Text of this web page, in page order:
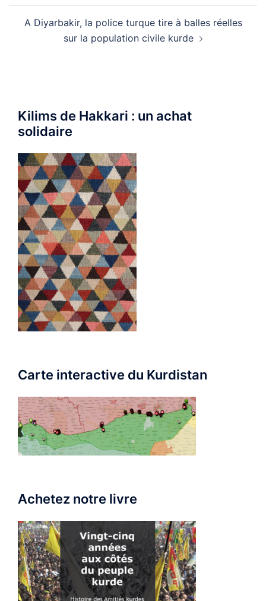
A Diyarbakir, la police turque tire à balles réelles
sur la population civile kurde
Kilims de Hakkari : un achat
solidaire
Carte interactive du Kurdistan
Achetez notre livre